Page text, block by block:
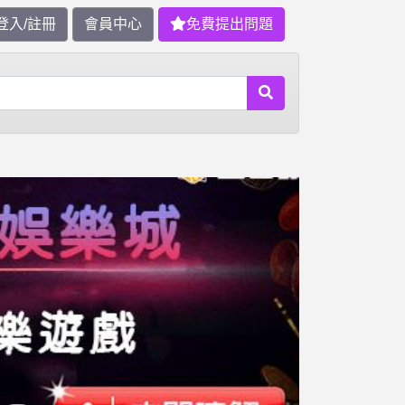
入/註冊 會員中心 免費提出問題